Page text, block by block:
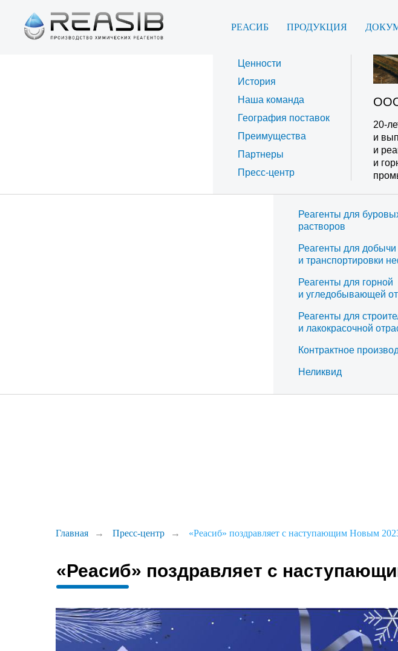
РЕАСИБ ПРОДУКЦИЯ
Цель
История
Наша команда
География поставок
Преимущества
Пресс-центр
Партнеры
Ценности
20-
и
и
и
Реагенты для
растворов
Реагенты для добычи
и транспортировки
Реагенты для горной
и угледобывающей
Реагенты для
и лакокрасочной
Контрактное
Неликвид
Главная → Пресс-центр → «Реасиб» поздравляет с наступающим Новым
«Реасиб» поздравляет с